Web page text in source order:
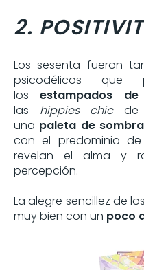
2.
Los sesenta fueron
psicodélicos que
los
estampados de
las
hippies chic de
una paleta de
con el predominio de
revelan el alma y
percepción.
La alegre sencillez de los
muy bien con un poco